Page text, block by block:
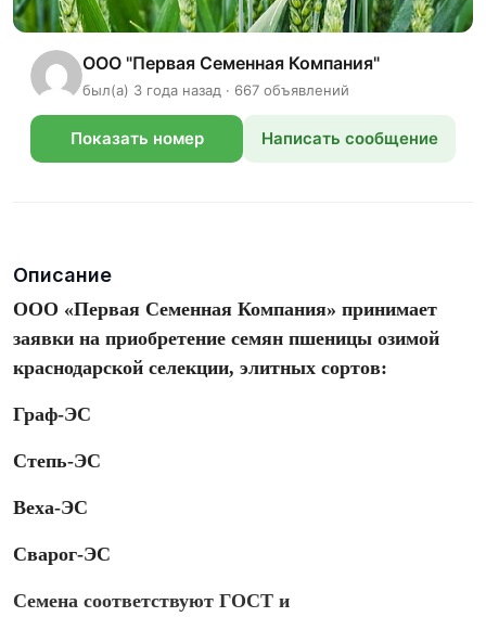
ООО "Первая Семенная Компания"
был(а) 3 года назад · 667 объявлений
Показать номер Написать сообщение
Описание
ООО «Первая Семенная Компания» принимает
заявки на приобретение семян пшеницы озимой
краснодарской селекции, элитных сортов:
Граф-ЭС
Степь-ЭС
Веха-ЭС
Сварог-ЭС
Семена соответствуют ГОСТ и